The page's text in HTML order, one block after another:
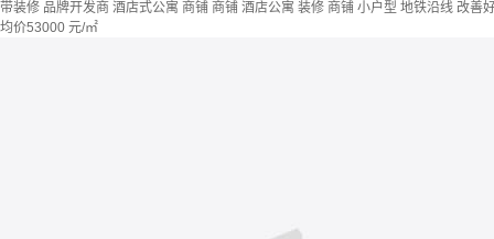
带装修 品牌开发商 酒店式公寓 商铺 商铺 酒店公寓 装修 商铺 小户型 地铁沿线 改善
均价53000 元/㎡